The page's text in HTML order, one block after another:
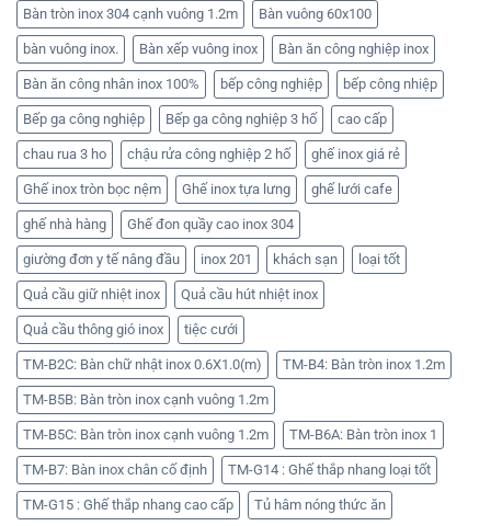
Bàn tròn inox 304 cạnh vuông 1.2m Bàn vuông 60x100
bàn vuông inox. Bàn xếp vuông inox Bàn ăn công nghiệp inox
Bàn ăn công nhân inox 100% bếp công nghiệp bếp công nhiệp
Bếp ga công nghiệp Bếp ga công nghiệp 3 hố cao cấp
chau rua 3 ho chậu rửa công nghiệp 2 hố ghế inox giá rẻ
Ghế inox tròn bọc nệm Ghế inox tựa lưng ghế lưới cafe
ghế nhà hàng Ghế đon quầy cao inox 304
giường đơn y tế nâng đầu inox 201 khách sạn loại tốt
Quả cầu giữ nhiệt inox Quả cầu hút nhiệt inox
Quả cầu thông gió inox tiệc cưới
TM-B2C: Bàn chữ nhật inox 0.6X1.0(m) TM-B4: Bàn tròn inox 1.2m
TM-B5B: Bàn tròn inox cạnh vuông 1.2m
TM-B5C: Bàn tròn inox cạnh vuông 1.2m TM-B6A: Bàn tròn inox 1
TM-B7: Bàn inox chân cố định TM-G14 : Ghế thắp nhang loại tốt
TM-G15 : Ghế thắp nhang cao cấp Tủ hâm nóng thức ăn